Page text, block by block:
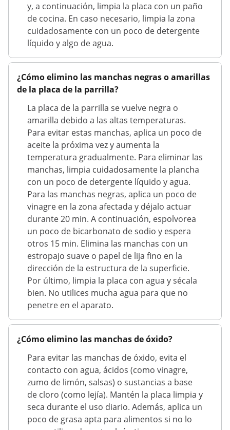
y, a continuación, limpia la placa con un paño
de cocina. En caso necesario, limpia la zona
cuidadosamente con un poco de detergente
líquido y algo de agua.
¿Cómo elimino las manchas negras o amarillas
de la placa de la parrilla?
La placa de la parrilla se vuelve negra o
amarilla debido a las altas temperaturas.
Para evitar estas manchas, aplica un poco de
aceite la próxima vez y aumenta la
temperatura gradualmente. Para eliminar las
manchas, limpia cuidadosamente la plancha
con un poco de detergente líquido y agua.
Para las manchas negras, aplica un poco de
vinagre en la zona afectada y déjalo actuar
durante 20 min. A continuación, espolvorea
un poco de bicarbonato de sodio y espera
otros 15 min. Elimina las manchas con un
estropajo suave o papel de lija fino en la
dirección de la estructura de la superficie.
Por último, limpia la placa con agua y sécala
bien. No utilices mucha agua para que no
penetre en el aparato.
¿Cómo elimino las manchas de óxido?
Para evitar las manchas de óxido, evita el
contacto con agua, ácidos (como vinagre,
zumo de limón, salsas) o sustancias a base
de cloro (como lejía). Mantén la placa limpia y
seca durante el uso diario. Además, aplica un
poco de grasa apta para alimentos si no lo